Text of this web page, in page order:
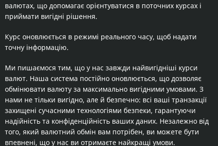
валютах, що допомагає орієнтуватися в поточних курсах і
приймати вигідні рішення.
Курс оновлюється в режимі реального часу, щоб надати
точну інформацію.
Ми пишаємося тим, що у нас завжди найвигідніші курси
валют. Наша система постійно оновлюється, що дозволяє
обмінювати валюту за максимально вигідними умовами. З
нами не тільки вигідно, але й безпечно: всі ваші транзакції
захищені сучасними технологіями безпеки, гарантуючи
надійність та конфіденційність ваших даних. Незалежно від
того, який валютний обмін вам потрібен, ви можете бути
впевнені, що у нас ви отримаєте найкращі умови.